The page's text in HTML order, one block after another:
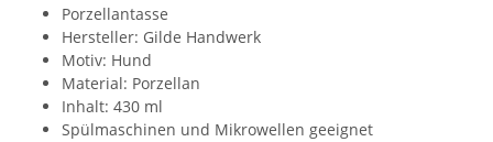
Porzellantasse
Hersteller: Gilde Handwerk
Motiv: Hund
Material: Porzellan
Inhalt: 430 ml
Spülmaschinen und Mikrowellen geeignet